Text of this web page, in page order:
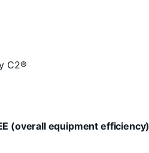
C2®
(overall equipment efficiency)